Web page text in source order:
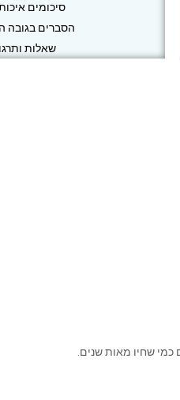
סיכומים
הסברים בגובה
שאלות
שחיו מאות שנים.